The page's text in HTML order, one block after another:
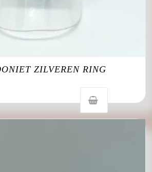
ZILVEREN RING